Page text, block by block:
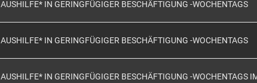
AUSHILFE* IN GERINGFÜGIGER BESCHÄFTIGUNG -WOCHENTAGS
AUSHILFE* IN GERINGFÜGIGER BESCHÄFTIGUNG -WOCHENTAGS
AUSHILFE* IN GERINGFÜGIGER BESCHÄFTIGUNG -WOCHENTAGS